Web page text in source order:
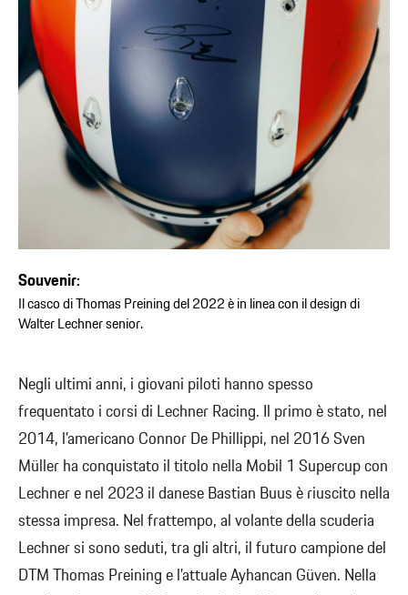
Souvenir:
Il casco di Thomas Preining del 2022 è in linea con il design di
Walter Lechner senior.
Negli ultimi anni, i giovani piloti hanno spesso
frequentato i corsi di Lechner Racing. Il primo è stato, nel
2014, l’americano Connor De Phillippi, nel 2016 Sven
Müller ha conquistato il titolo nella Mobil 1 Supercup con
Lechner e nel 2023 il danese Bastian Buus è riuscito nella
stessa impresa. Nel frattempo, al volante della scuderia
Lechner si sono seduti, tra gli altri, il futuro campione del
DTM Thomas Preining e l’attuale Ayhancan Güven. Nella